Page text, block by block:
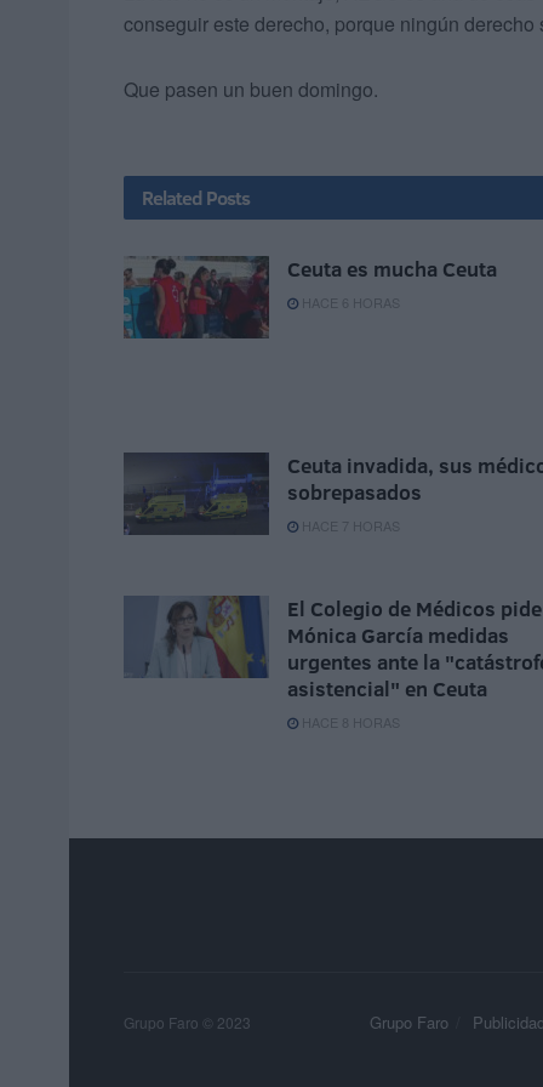
conseguir este derecho, porque ningún
Que pasen un buen domingo.
Related Posts
Ceuta es mucha Ceuta
HACE 6 HORAS
Ceuta invadida, sus
sobrepasados
HACE 7 HORAS
El Colegio de Médicos
Mónica García medidas
urgentes ante la
asistencial" en Ceuta
HACE 8 HORAS
Grupo Faro Publicidad
Grupo Faro © 2023